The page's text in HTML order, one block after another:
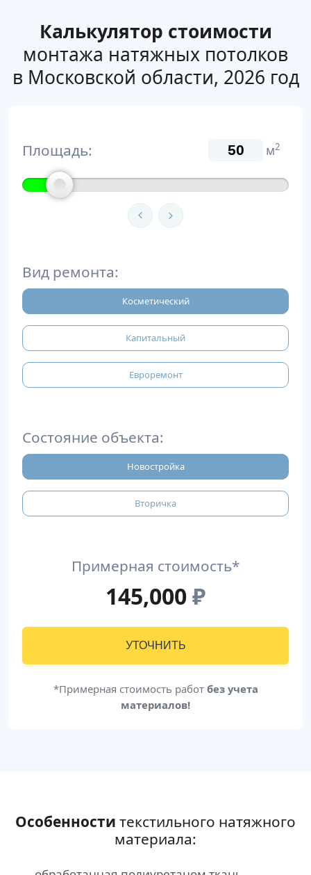
Калькулятор стоимости
монтажа натяжных потолков
в Московской области, 2026 год
Площадь: м2
Вид ремонта:
Косметический
Капитальный
Евроремонт
Состояние объекта:
Новостройка
Вторичка
Примерная стоимость*
145,000₽
УТОЧНИТЬ
*Примерная стоимость работ без учета
материалов!
Особенности текстильного натяжного
материала: